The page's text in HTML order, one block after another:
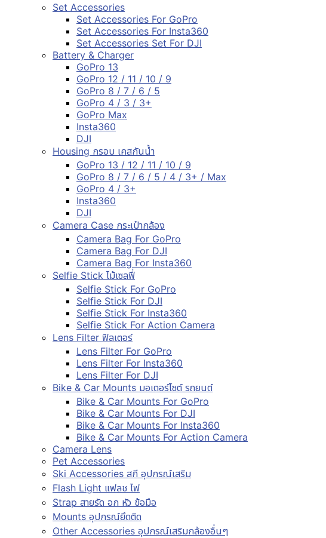
Set Accessories
Set Accessories For GoPro
Set Accessories For Insta360
Set Accessories Set For DJI
Battery & Charger
GoPro 13
GoPro 12 / 11 / 10 / 9
GoPro 8 / 7 / 6 / 5
GoPro 4 / 3 / 3+
GoPro Max
Insta360
DJI
Housing กรอบ เคสกันน้ำ
GoPro 13 / 12 / 11 / 10 / 9
GoPro 8 / 7 / 6 / 5 / 4 / 3+ / Max
GoPro 4 / 3+
Insta360
DJI
Camera Case กระเป๋ากล้อง
Camera Bag For GoPro
Camera Bag For DJI
Camera Bag For Insta360
Selfie Stick ไม้เซลฟี่
Selfie Stick For GoPro
Selfie Stick For DJI
Selfie Stick For Insta360
Selfie Stick For Action Camera
Lens Filter ฟิลเตอร์
Lens Filter For GoPro
Lens Filter For Insta360
Lens Filter For DJI
Bike & Car Mounts มอเตอร์ไซต์ รถยนต์
Bike & Car Mounts For GoPro
Bike & Car Mounts For DJI
Bike & Car Mounts For Insta360
Bike & Car Mounts For Action Camera
Camera Lens
Pet Accessories
Ski Accessories สกี อุปกรณ์เสริม
Flash Light แฟลช ไฟ
Strap สายรัด อก หัว ข้อมือ
Mounts อุปกรณ์ยึดติด
Other Accessories อุปกรณ์เสริมกล้องอื่นๆ